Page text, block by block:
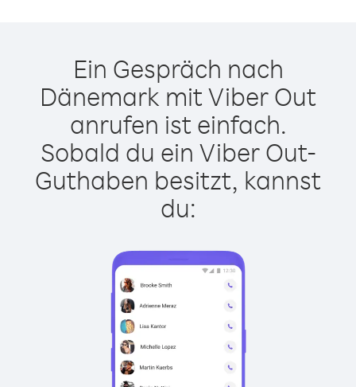
Ein Gespräch nach
Dänemark mit Viber Out
anrufen ist einfach.
Sobald du ein Viber Out-
Guthaben besitzt, kannst
du: